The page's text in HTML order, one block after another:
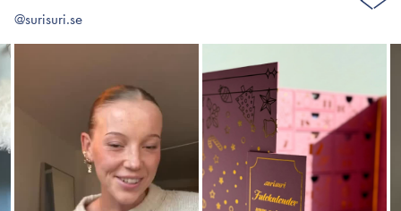
@surisuri.se